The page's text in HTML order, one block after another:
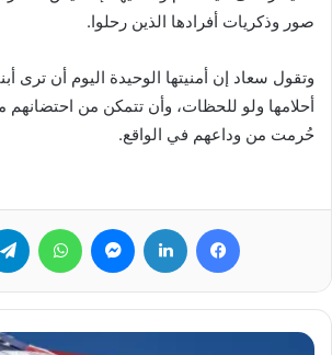
صور وذكريات أفرادها الذين رحلوا.
وتقول سعاد إن أمنيتها الوحيدة اليوم أن ترى
أحلامها ولو للحظات، وأن تتمكن من احتضانهم
حُرمت من وداعهم في الواقع.
فيسبوك لينكدإن ماسنجر